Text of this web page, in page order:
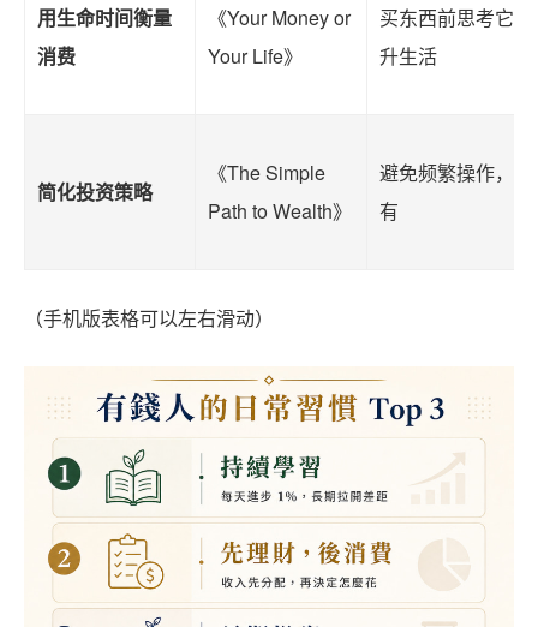
用生命时间衡量
消费
《Your Money or
Your Life》
买东西前思考它
升生活
简化投资策略
《The Simple
Path to Wealth》
避免频繁操作，
有
（手机版表格可以左右滑动）